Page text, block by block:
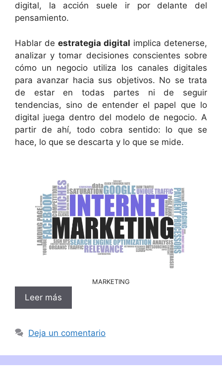
digital, la acción suele ir por delante del
pensamiento.
Hablar de estrategia digital implica detenerse,
analizar y tomar decisiones conscientes sobre
cómo un negocio utiliza los canales digitales
para avanzar hacia sus objetivos. No se trata
de estar en todas partes ni de seguir
tendencias, sino de entender el papel que lo
digital juega dentro del modelo de negocio. A
partir de ahí, todo cobra sentido: lo que se
hace, lo que se descarta y lo que se mide.
MARKETING
Leer más
Deja un comentario